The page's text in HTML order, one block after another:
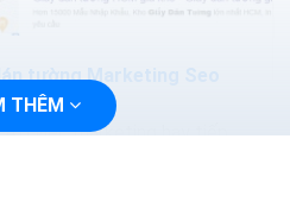
tường Marketing Seo
việc marketing hay tiếp
THÊM